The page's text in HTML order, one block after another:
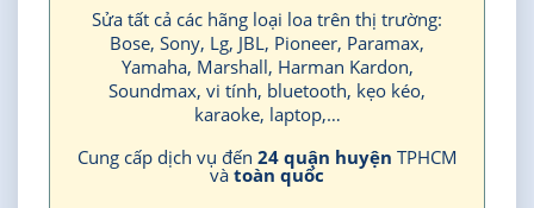
Sửa tất cả các hãng loại loa trên thị trường:
Bose, Sony, Lg, JBL, Pioneer, Paramax,
Yamaha, Marshall, Harman Kardon,
Soundmax, vi tính, bluetooth, kẹo kéo,
karaoke, laptop,…
Cung cấp dịch vụ đến 24 quận huyện TPHCM
và toàn quốc